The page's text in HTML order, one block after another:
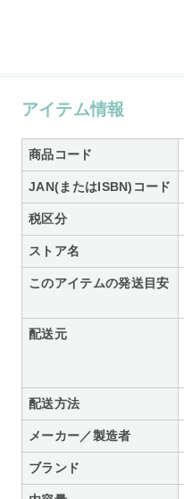
アイテム情報
商品コード
JAN(またはISBN)コード
税区分
ストア名
このアイテムの発送目安
配送元
配送方法
メーカー／製造者
ブランド